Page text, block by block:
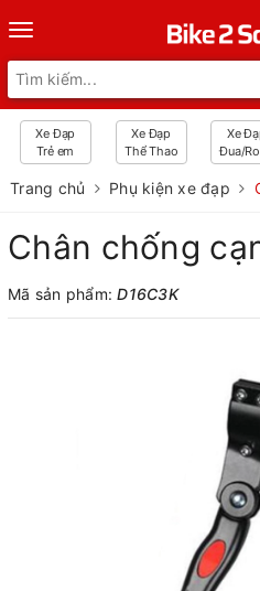
Toggle
navigation
Xe Đạp
Trẻ em
Xe Đạp
Thể Thao
Xe
Đua/
Trang chủ Phụ kiện xe đạp
Chân chống
Mã sản phẩm:D16C3K